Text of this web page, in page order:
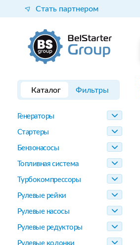
Стать партнером
Каталог Фильтры
Генераторы
Стартеры
Бензонасосы
Топливная система
Турбокомпрессоры
Рулевые рейки
Рулевые насосы
Рулевые редукторы
Рулевые колонки